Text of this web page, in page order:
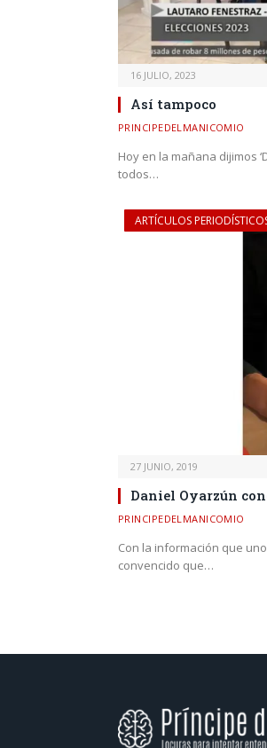
16 JULIO, 2023
Así tampoco
PRINCIPEDELMANICOMIO
Hoy en la mañana dijimos
todos…
ARTÍCULOS
27 JUNIO, 2019
Daniel Oyarzún
PRINCIPEDELMANICOMIO
Con la información que
convencido que…